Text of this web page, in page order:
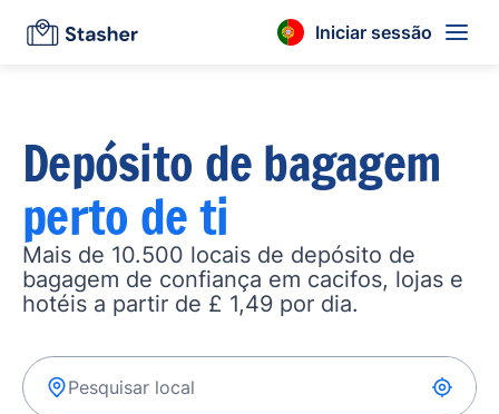
Iniciar sessão
Depósito de bagagem
perto de ti
Mais de 10.500 locais de depósito de
bagagem de confiança em cacifos, lojas e
hotéis a partir de £ 1,49 por dia.